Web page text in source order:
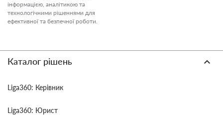
інформацією, аналітикою та
технологічними рішеннями для
ефективної та безпечної роботи.
Каталог рішень
Liga360: Керівник
Liga360: Юрист